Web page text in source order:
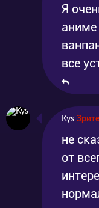
Я
аниме
все
Kys
не
от